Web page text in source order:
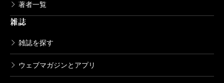
著者一覧
雑誌
雑誌を探す
ウェブマガジンとアプリ